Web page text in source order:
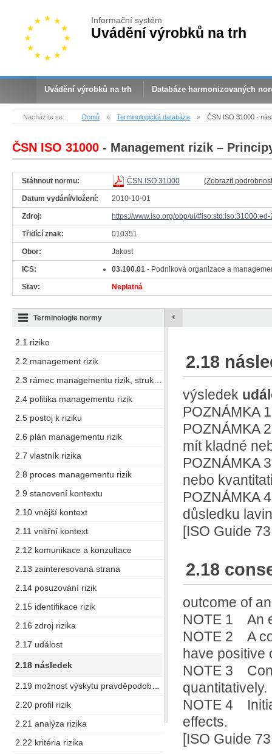
Informační systém
Uvádění výrobků na trh
Uvádění výrobků na trh Databáze harmonizovaných
Nacházíte se: Domů » Terminologická databáze » ČSN ISO 31000 -
ČSN ISO 31000 - Management rizik –
Stáhnout normu: ČSN ISO 31000 (Zobrazit
Datum vydání/vložení: 2010-10-01
Zdroj: https://www.iso.org/obp/ui/
Třidící znak: 010351
Obor: Jakost
ICS: 03.100.01 - Podniková organizace a
Stav: Neplatná
2.1 riziko
2.2 management rizik
2.4 politika managementu rizik
2.5 postoj k riziku
2.6 plán managementu rizik
2.7 vlastník rizika
2.8 proces managementu rizik
2.9 stanovení kontextu
2.10 vnější kontext
2.11 vnitřní kontext
2.12 komunikace a konzultace
2.13 zainteresovaná strana
2.14 posuzování rizik
2.15 identifikace rizik
2.16 zdroj rizika
2.17 událost
2.18 následek
2.20 profil rizik
2.21 analýza rizika
2.22 kritéria rizika
Terminologie normy ‹
2.18
výsledek
POZNÁMKA
POZNÁMKA
mít kladné
POZNÁMKA
nebo
POZNÁMKA
důsledku
[ISO Guide
2.18
outcome of
NOTE 1 An
NOTE 2 A
have positive
NOTE 3
quantitatively.
NOTE 4
effects.
[ISO Guide